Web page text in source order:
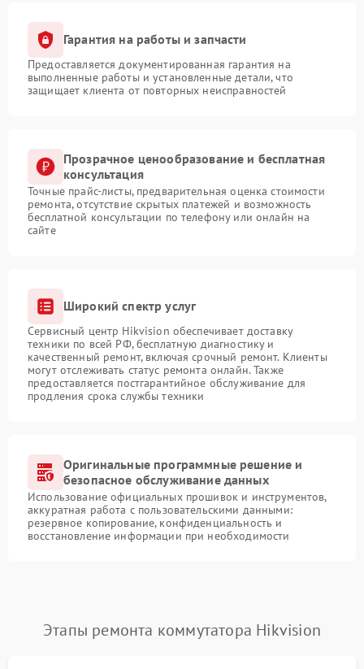
Гарантия на работы и запчасти
Предоставляется документированная гарантия на
выполненные работы и установленные детали, что
защищает клиента от повторных неисправностей
Прозрачное ценообразование и бесплатная
консультация
Точные прайс-листы, предварительная оценка стоимости
ремонта, отсутствие скрытых платежей и возможность
бесплатной консультации по телефону или онлайн на
сайте
Широкий спектр услуг
Сервисный центр Hikvision обеспечивает доставку
техники по всей РФ, бесплатную диагностику и
качественный ремонт, включая срочный ремонт. Клиенты
могут отслеживать статус ремонта онлайн. Также
предоставляется постгарантийное обслуживание для
продления срока службы техники
Оригинальные программные решение и
безопасное обслуживание данных
Использование официальных прошивок и инструментов,
аккуратная работа с пользовательскими данными:
резервное копирование, конфиденциальность и
восстановление информации при необходимости
Этапы ремонта коммутатора Hikvision